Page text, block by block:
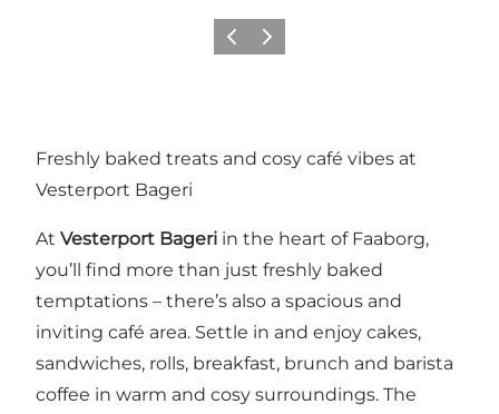
Precedente
Avanti
Freshly baked treats and cosy café vibes at
Vesterport Bageri
At Vesterport Bageri in the heart of Faaborg,
you’ll find more than just freshly baked
temptations – there’s also a spacious and
inviting café area. Settle in and enjoy cakes,
sandwiches, rolls, breakfast, brunch and barista
coffee in warm and cosy surroundings. The